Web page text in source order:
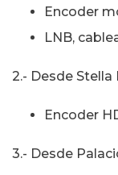
Encoder
LNB,
2.- Desde
Encoder
3.- Desde